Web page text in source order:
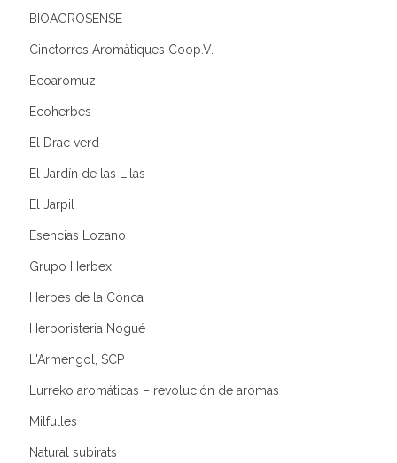
BIOAGROSENSE
Cinctorres Aromàtiques Coop.V.
Ecoaromuz
Ecoherbes
El Drac verd
El Jardín de las Lilas
El Jarpil
Esencias Lozano
Grupo Herbex
Herbes de la Conca
Herboristeria Nogué
L'Armengol, SCP
Lurreko aromáticas – revolución de aromas
Milfulles
Natural subirats